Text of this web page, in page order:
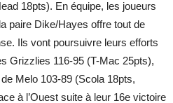
18pts). En équipe, les joueurs
paire Dike/Hayes offre tout de
Ils vont poursuivre leurs efforts
Grizzlies 116-95 (T-Mac 25pts),
Melo 103-89 (Scola 18pts,
à l’Ouest suite à leur 16e victoire